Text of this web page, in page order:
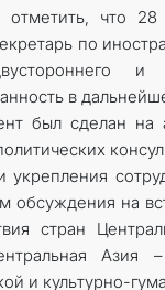
отметить, что
по
и
в
был сделан на
укрепления
обсуждения на
стран
Азия
и культурно-